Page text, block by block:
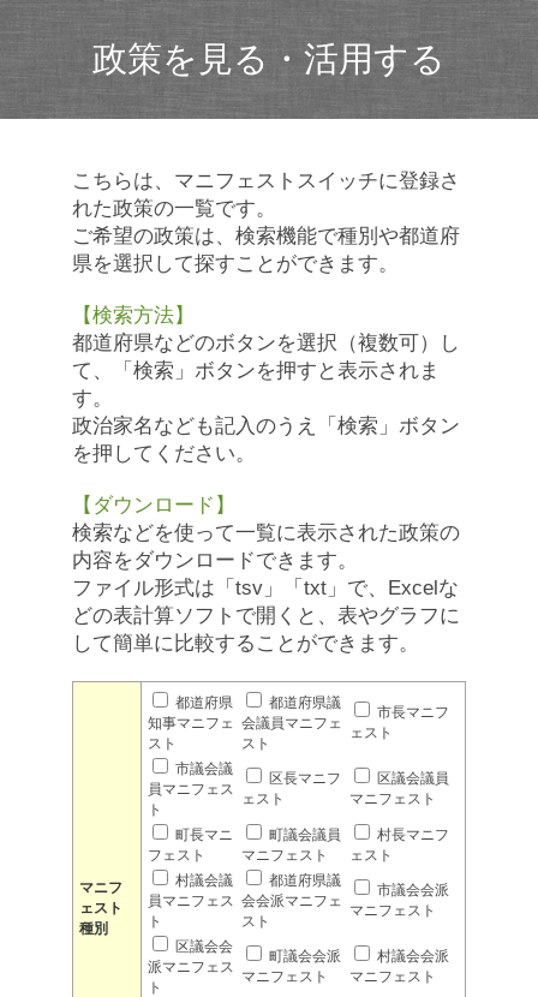
政策を見る・活用する
こちらは、マニフェストスイッチに登録さ
れた政策の一覧です。
ご希望の政策は、検索機能で種別や都道府
県を選択して探すことができます。
【検索方法】
都道府県などのボタンを選択（複数可）し
て、「検索」ボタンを押すと表示されま
す。
政治家名なども記入のうえ「検索」ボタン
を押してください。
【ダウンロード】
検索などを使って一覧に表示された政策の
内容をダウンロードできます。
ファイル形式は「tsv」「txt」で、Excelな
どの表計算ソフトで開くと、表やグラフに
して簡単に比較することができます。
マニフ
ェスト
種別
都道府県
知事マニフェ
スト
都道府県議
会議員マニフェ
スト
市長マニフ
ェスト
市議会議
員マニフェス
ト
区長マニフ
ェスト
区議会議員
マニフェスト
町長マニ
フェスト
町議会議員
マニフェスト
村長マニフ
ェスト
村議会議
員マニフェス
ト
都道府県議
会会派マニフェ
スト
市議会会派
マニフェスト
区議会会
派マニフェス
ト
町議会会派
マニフェスト
村議会会派
マニフェスト